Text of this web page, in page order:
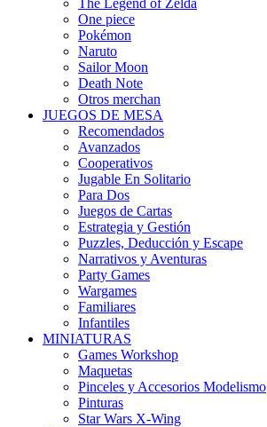
One piece
Pokémon
Naruto
Sailor Moon
Death Note
Otros merchan
JUEGOS DE MESA
Recomendados
Avanzados
Cooperativos
Jugable En Solitario
Para Dos
Juegos de Cartas
Estrategia y Gestión
Puzzles, Deducción y Escape
Narrativos y Aventuras
Party Games
Wargames
Familiares
Infantiles
MINIATURAS
Games Workshop
Maquetas
Pinceles y Accesorios Modelismo
Pinturas
Star Wars X-Wing